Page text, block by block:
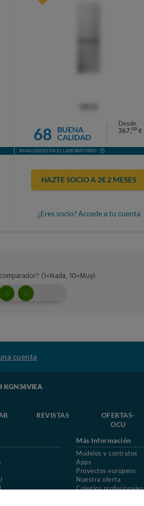
68
BUENA
CALIDAD
Desde
367,00 €
ANALIZADO EN EL LABORATORIO
HAZTE SOCIO A 2€ 2 MESES
¿Eres socio? Accede a tu cuenta
cuenta
KGN36VIEA
REVISTAS
OFERTAS-
OCU
Más Información
Modelos y contratos
Apps
Proyectos europeos
Nuestra oferta
Colegios profesionales